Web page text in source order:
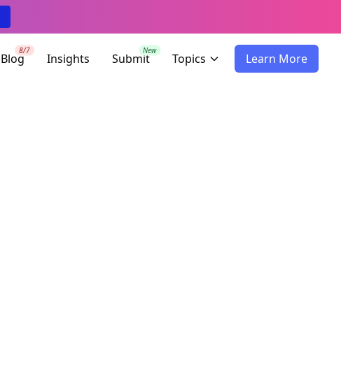
Blog
8/7
Insights Submit
New
Topics Learn More